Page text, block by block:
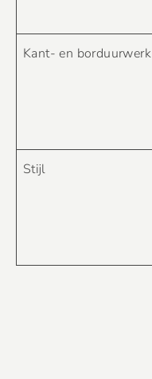
Kant- en borduurwerk
Stijl